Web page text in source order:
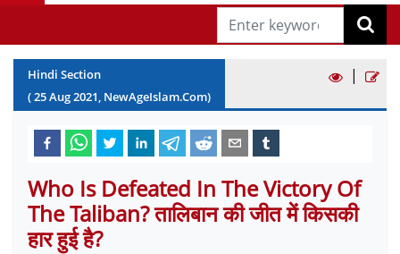
Hindi Section
(25Aug2021, NewAgeIslam.Com)
|
Who Is Defeated In The Victory Of
The Taliban? तालिबान की जीत में किसकी
हार हुई है?